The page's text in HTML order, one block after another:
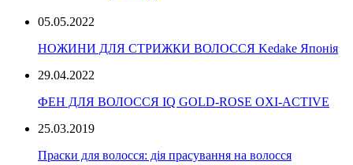
05.05.2022
НОЖИНИ ДЛЯ СТРИЖКИ ВОЛОССЯ Kedake Японія
29.04.2022
ФЕН ДЛЯ ВОЛОССЯ IQ GOLD-ROSE OXI-ACTIVE
25.03.2019
Праски для волосся: дія прасування на волосся